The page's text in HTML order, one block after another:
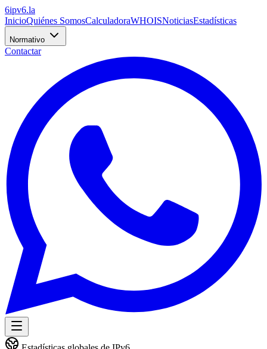
6ipv6.la
InicioQuiénes SomosCalculadoraWHOISNoticiasEstadísticas
Normativo
Contactar